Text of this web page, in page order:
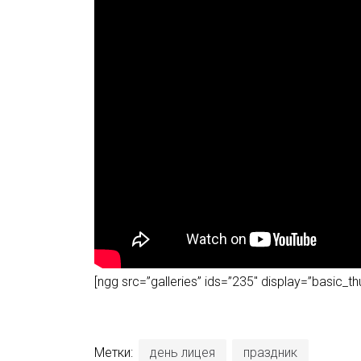
[ngg src=”galleries” ids=”235″
Метки: день лицея праздник